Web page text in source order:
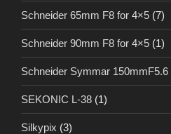
Schneider 65mm F8 for 4×5 (7)
Schneider 90mm F8 for 4×5 (1)
Schneider Symmar 150mmF5.6
SEKONIC L-38 (1)
Silkypix (3)